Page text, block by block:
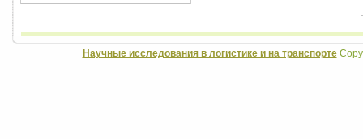
Научные исследования в логистике и на транспорте